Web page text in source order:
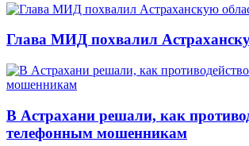
Глава МИД похвалил
В Астрахани решали, как
телефонным мошенникам